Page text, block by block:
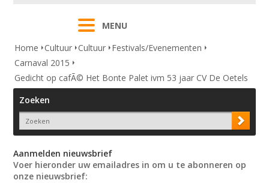
MENU
Home
Cultuur Cultuur Festivals/Evenementen
Carnaval 2015
Gedicht op cafÃ© Het Bonte Palet ivm 53 jaar CV De Oetels
Zoeken
Aanmelden nieuwsbrief
Voer hieronder uw emailadres in om u te abonneren op
onze nieuwsbrief: